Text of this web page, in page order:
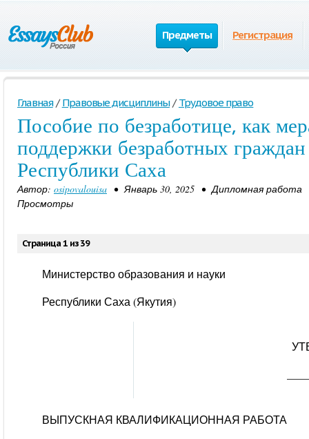
Предметы Регистрация
Главная / Правовые дисциплины / Трудовое право
Пособие по безработице, как
поддержки безработных
Республики Саха
Автор: osipovalouisa • Январь 30, 2025 • Дипломная
Просмотры
Страница 1 из 39
Министерство образования и науки
Республики Саха (Якутия)
ВЫПУСКНАЯ КВАЛИФИКАЦИОННАЯ РАБОТА